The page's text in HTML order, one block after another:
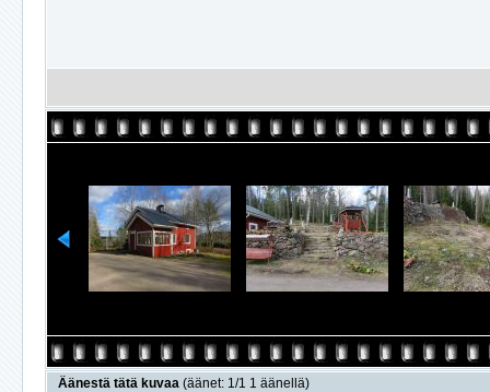
Äänestä tätä kuvaa (äänet: 1/1 1 äänellä)